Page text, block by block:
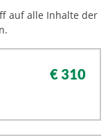
auf alle Inhalte der
€ 310